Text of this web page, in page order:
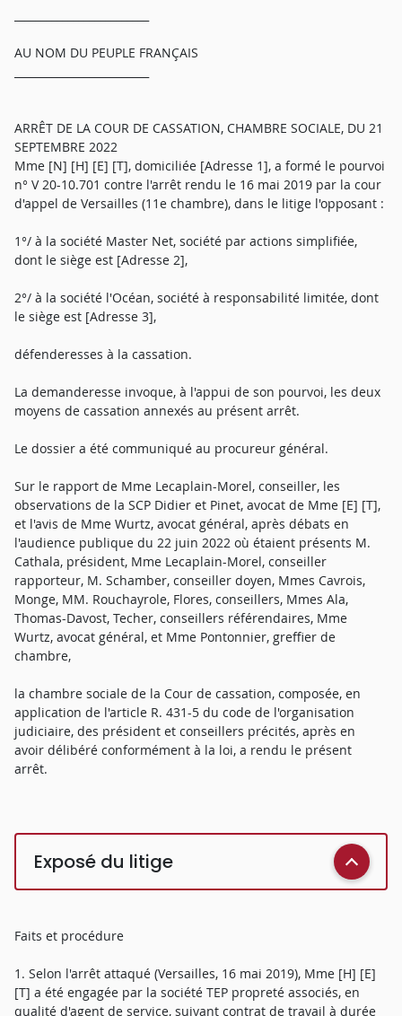
AU NOM DU PEUPLE FRANÇAIS
ARRÊT DE LA COUR DE CASSATION, CHAMBRE SOCIALE, DU 21
SEPTEMBRE 2022
Mme [N] [H] [E] [T], domiciliée [Adresse 1], a formé le pourvoi
n° V 20-10.701 contre l'arrêt rendu le 16 mai 2019 par la cour
d'appel de Versailles (11e chambre), dans le litige l'opposant :
1°/ à la société Master Net, société par actions simplifiée,
dont le siège est [Adresse 2],
2°/ à la société l'Océan, société à responsabilité limitée, dont
le siège est [Adresse 3],
défenderesses à la cassation.
La demanderesse invoque, à l'appui de son pourvoi, les deux
moyens de cassation annexés au présent arrêt.
Le dossier a été communiqué au procureur général.
Sur le rapport de Mme Lecaplain-Morel, conseiller, les
observations de la SCP Didier et Pinet, avocat de Mme [E] [T],
et l'avis de Mme Wurtz, avocat général, après débats en
l'audience publique du 22 juin 2022 où étaient présents M.
Cathala, président, Mme Lecaplain-Morel, conseiller
rapporteur, M. Schamber, conseiller doyen, Mmes Cavrois,
Monge, MM. Rouchayrole, Flores, conseillers, Mmes Ala,
Thomas-Davost, Techer, conseillers référendaires, Mme
Wurtz, avocat général, et Mme Pontonnier, greffier de
chambre,
la chambre sociale de la Cour de cassation, composée, en
application de l'article R. 431-5 du code de l'organisation
judiciaire, des président et conseillers précités, après en
avoir délibéré conformément à la loi, a rendu le présent
arrêt.
Exposé du litige
Faits et procédure
1. Selon l'arrêt attaqué (Versailles, 16 mai 2019), Mme [H] [E]
[T] a été engagée par la société TEP propreté associés, en
qualité d'agent de service, suivant contrat de travail à durée